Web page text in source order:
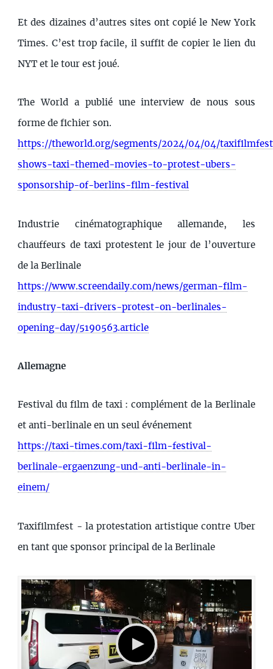
Et des dizaines d’autres sites ont copié le New York
Times. C’est trop facile, il suffit de copier le lien du
NYT et le tour est joué.
The World a publié une interview de nous sous
forme de fichier son.
https://theworld.org/segments/2024/04/04/
shows-taxi-themed-movies-to-protest-ubers-
sponsorship-of-berlins-film-festival
Industrie cinématographique allemande, les
chauffeurs de taxi protestent le jour de l’ouverture
de la Berlinale
https://www.screendaily.com/news/german-film-
industry-taxi-drivers-protest-on-berlinales-
opening-day/5190563.article
Allemagne
Festival du film de taxi : complément de la Berlinale
et anti-berlinale en un seul événement
https://taxi-times.com/taxi-film-festival-
berlinale-ergaenzung-und-anti-berlinale-in-
einem/
Taxifilmfest - la protestation artistique contre Uber
en tant que sponsor principal de la Berlinale